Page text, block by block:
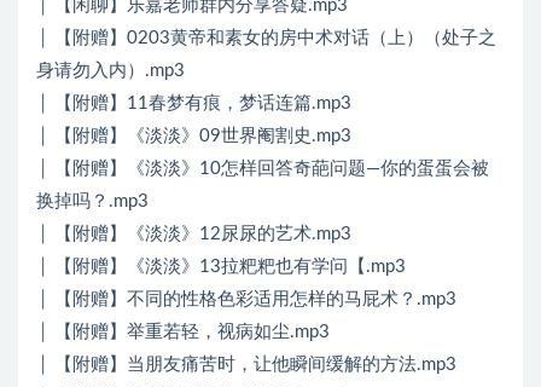
│ 【闲聊】乐嘉老师群内分享答疑.mp3
│ 【附赠】0203黄帝和素女的房中术对话（上）（处子之
身请勿入内）.mp3
│ 【附赠】11春梦有痕，梦话连篇.mp3
│ 【附赠】《淡淡》09世界阉割史.mp3
│ 【附赠】《淡淡》10怎样回答奇葩问题—你的蛋蛋会被
换掉吗？.mp3
│ 【附赠】《淡淡》12尿尿的艺术.mp3
│ 【附赠】《淡淡》13拉粑粑也有学问【.mp3
│ 【附赠】不同的性格色彩适用怎样的马屁术？.mp3
│ 【附赠】举重若轻，视病如尘.mp3
│ 【附赠】当朋友痛苦时，让他瞬间缓解的方法.mp3